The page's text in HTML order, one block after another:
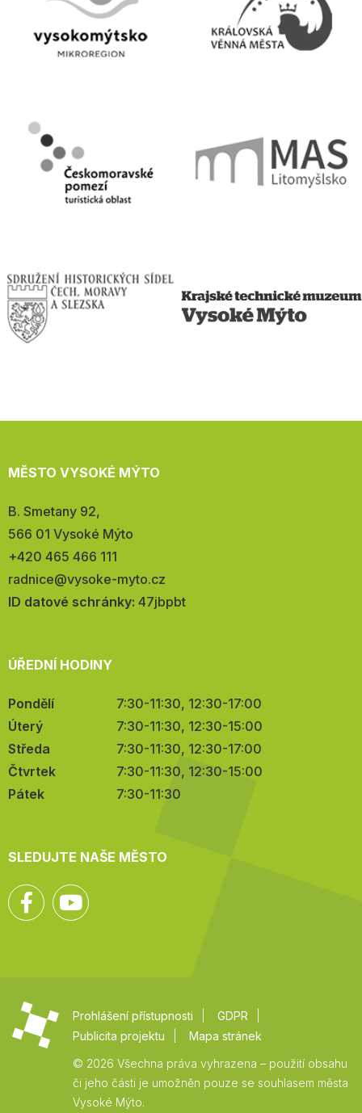
MĚSTO VYSOKÉ MÝTO
Adresa:
B. Smetany 92,
566 01 Vysoké Mýto
Telefon:
+420 465 466 111
E-
mail:
radnice@vysoke-myto.cz
ID datové schránky: 47jbpbt
ÚŘEDNÍ HODINY
Pondělí
7:30-11:30, 12:30-17:00
Úterý
7:30-11:30, 12:30-15:00
Středa
7:30-11:30, 12:30-17:00
Čtvrtek
7:30-11:30, 12:30-15:00
Pátek
7:30-11:30
SLEDUJTE NAŠE MĚSTO
Facebook
Prohlášení přístupnosti
GDPR
Publicita projektu
Mapa stránek
© 2026 Všechna práva vyhrazena – použití obsahu
či jeho části je umožněn pouze se souhlasem města
Vysoké Mýto.